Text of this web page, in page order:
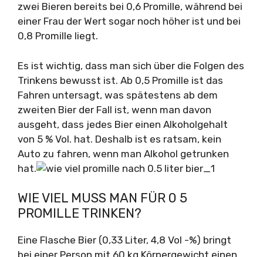
zwei Bieren bereits bei 0,6 Promille, während bei
einer Frau der Wert sogar noch höher ist und bei
0,8 Promille liegt.
Es ist wichtig, dass man sich über die Folgen des
Trinkens bewusst ist. Ab 0,5 Promille ist das
Fahren untersagt, was spätestens ab dem
zweiten Bier der Fall ist, wenn man davon
ausgeht, dass jedes Bier einen Alkoholgehalt
von 5 % Vol. hat. Deshalb ist es ratsam, kein
Auto zu fahren, wenn man Alkohol getrunken
hat.
WIE VIEL MUSS MAN FÜR 0 5
PROMILLE TRINKEN?
Eine Flasche Bier (0,33 Liter, 4,8 Vol -%) bringt
bei einer Person mit 60 kg Körpergewicht einen